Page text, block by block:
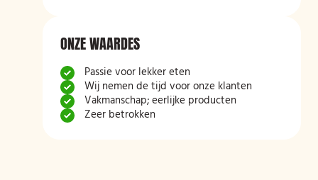
ONZE WAARDES
Passie voor lekker eten
Wij nemen de tijd voor onze klanten
Vakmanschap; eerlijke producten
Zeer betrokken